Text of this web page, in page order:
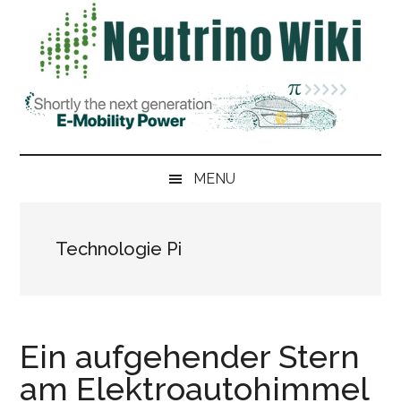
secondary
Hauptsidebar
springen
Fußzeile
springen
MENU
Technologie Pi
Ein aufgehender Stern
am Elektroautohimmel